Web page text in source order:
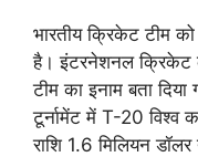
भारतीय क्रिकेट टीम को
है। इंटरनेशनल क्रिकेट
टीम का इनाम बता
टूर्नामेंट में T-20 विश्व
राशि 1.6 मिलियन